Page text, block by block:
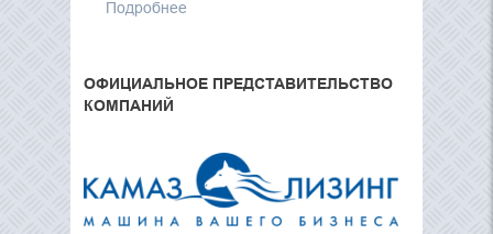
Подробнее
ОФИЦИАЛЬНОЕ ПРЕДСТАВИТЕЛЬСТВО
КОМПАНИЙ